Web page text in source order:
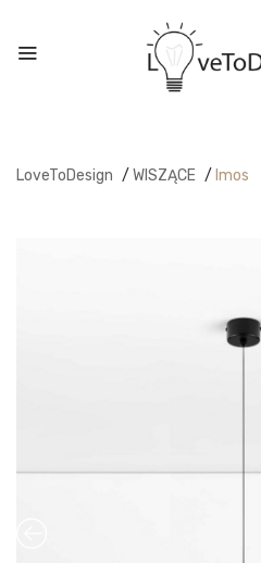
LoveToDesign / WISZĄCE / Imos